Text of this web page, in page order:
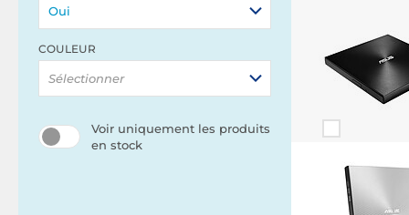
Oui
COULEUR
Sélectionner
Voir uniquement les produits
en stock